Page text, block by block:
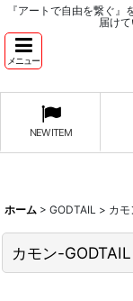
『アートで自由を繋ぐ
届け
メニュー
NEW ITEM
ホーム > GODTAIL > カ
カモン-GODTAIL